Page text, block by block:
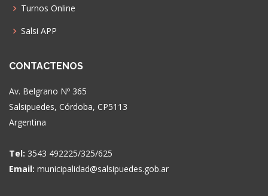
Turnos Online
Salsi APP
CONTACTENOS
Av. Belgrano Nº 365
Salsipuedes, Córdoba, CP5113
Argentina
Tel: 3543 492225/325/625
Email: municipalidad@salsipuedes.gob.ar